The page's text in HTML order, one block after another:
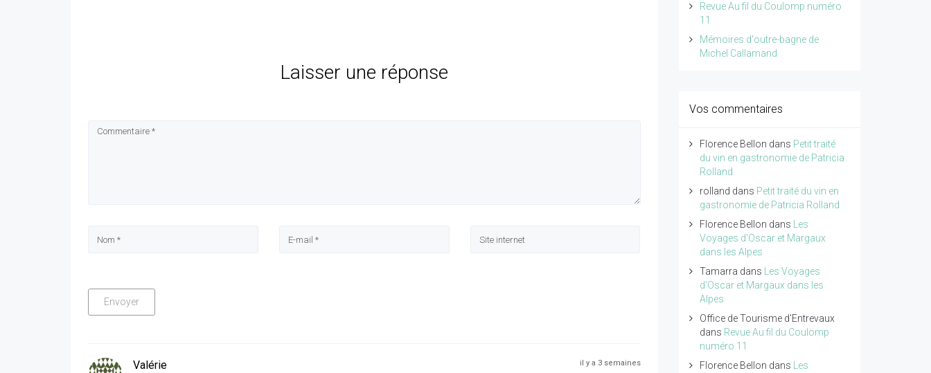
Laisser une réponse
Valérie il y a 3 semaines
Revue Au fil du Coulomp numéro
11
Mémoires d'outre-bagne de
Michel Callamand
Vos commentaires
Florence Bellon dans Petit traité
du vin en gastronomie de Patricia
Rolland
rolland dans Petit traité du vin en
gastronomie de Patricia Rolland
Florence Bellon dans
Les
Voyages d'Oscar et Margaux
dans les Alpes
Tamarra dans
Les Voyages
d'Oscar et Margaux dans les
Alpes
Office de Tourisme d'Entrevaux
dans Revue Au fil du Coulomp
numéro 11
Florence Bellon dans
Les